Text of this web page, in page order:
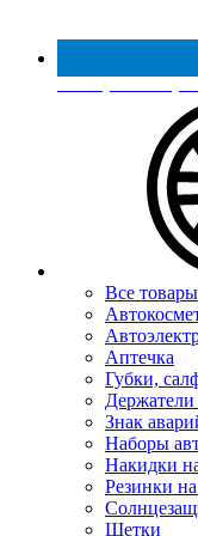
Реестр
Все товары
Аптечка
Губки,
Держатели
Знак
Наборы
Накидки
Резинки
Щетки